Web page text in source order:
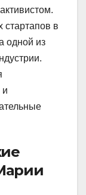
в
одной из
и